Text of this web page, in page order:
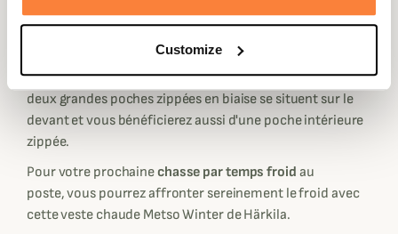
Customize
poitrine extérieure et faite pour y loger une radio avec
une sortie pour l'antenne.
Le zip principal estbidirectionnel pour votre aisance,
deux grandes poches zippées en biaise se situent sur le
devant et vous bénéficierez aussi d'une poche intérieure
zippée.
Pour votre prochainechasse par temps froid au
poste, vous pourrez affronter sereinement le froid avec
cette veste chaude Metso Winter de Härkila.